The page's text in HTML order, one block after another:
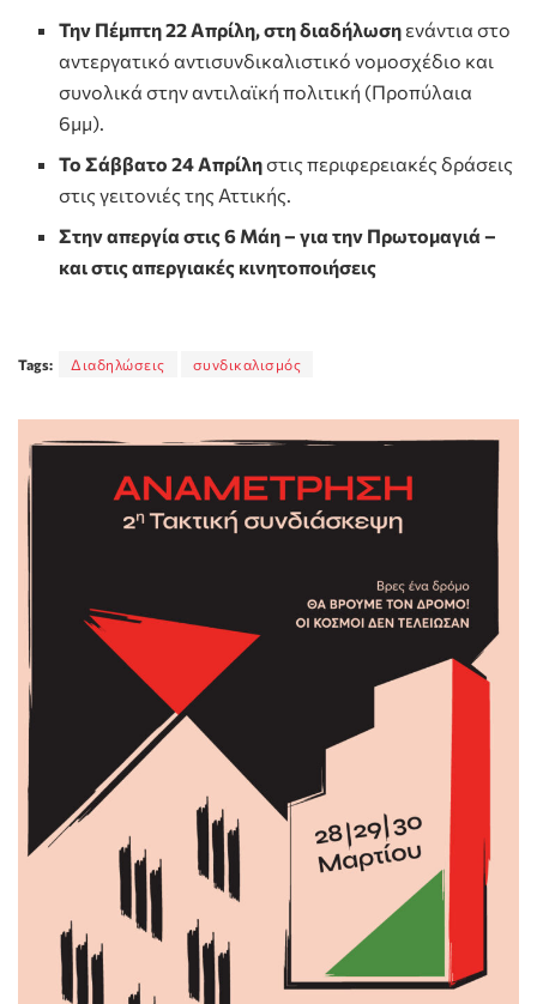
Την Πέμπτη 22 Απρίλη, στη διαδήλωση ενάντια στο
αντεργατικό αντισυνδικαλιστικό νομοσχέδιο και
συνολικά στην αντιλαϊκή πολιτική (Προπύλαια
6μμ).
Το Σάββατο 24 Απρίληστις περιφερειακές δράσεις
στις γειτονιές της Αττικής.
Στην απεργία στις 6 Μάη – για την Πρωτομαγιά –
και στις απεργιακές κινητοποιήσεις
Tags: Διαδηλώσεις συνδικαλισμός